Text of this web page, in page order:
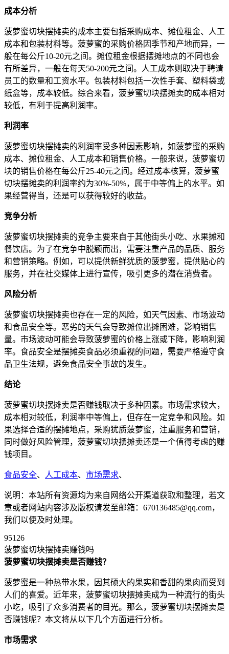
成本分析
菠萝蜜切块摆摊卖的成本主要包括采购成本、摊位租金、人工
成本和包装材料等。菠萝蜜的采购价格因季节和产地而异，一
般在每公斤10-20元之间。摊位租金根据摆摊地点的不同也会
有所差异，一般在每天50-200元之间。人工成本则取决于聘请
员工的数量和工资水平。包装材料包括一次性手套、塑料袋或
纸盒等，成本较低。综合来看，菠萝蜜切块摆摊卖的成本相对
较低，有利于提高利润率。
利润率
菠萝蜜切块摆摊卖的利润率受多种因素影响，如菠萝蜜的采购
成本、摊位租金、人工成本和销售价格。一般来说，菠萝蜜切
块的销售价格在每公斤25-40元之间。经过成本核算，菠萝蜜
切块摆摊卖的利润率约为30%-50%，属于中等偏上的水平。如
果经营得当，还是可以获得较好的收益。
竞争分析
菠萝蜜切块摆摊卖的竞争主要来自于其他街头小吃、水果摊和
餐饮店。为了在竞争中脱颖而出，需要注重产品的品质、服务
和营销策略。例如，可以提供新鲜犹质的菠萝蜜，提供贴心的
服务，并在社交媒体上进行宣传，吸引更多的潜在消费者。
风险分析
菠萝蜜切块摆摊卖也存在一定的风险，如天气因素、市场波动
和食品安全等。恶劣的天气会导致摊位出摊困难，影响销售
量。市场波动可能会导致菠萝蜜的价格上涨或下降，影响利润
率。食品安全是摆摊卖食品必须重视的问题，需要严格遵守食
品卫生法规，避免食品安全事故的发生。
结论
菠萝蜜切块摆摊卖是否赚钱取决于多种因素。市场需求较大，
成本相对较低，利润率中等偏上，但存在一定竞争和风险。如
果选择合适的摆摊地点，采购犹质菠萝蜜，注重服务和营销，
同时做好风险管理，菠萝蜜切块摆摊卖还是一个值得考虑的赚
钱项目。
食品安全、 人工成本、 市场需求、
说明：本站所有资源均为来自网络公开渠道获取和整理，若文
章或者网站内容涉及版权请发至邮箱：670136485@qq.com，
我们以便及时处理。
95126
菠萝蜜切块摆摊卖赚钱吗
菠萝蜜切块摆摊卖是否赚钱？
菠萝蜜是一种热带水果，因其硕大的果实和香甜的果肉而受到
人们的喜爱。近年来，菠萝蜜切块摆摊卖成为一种流行的街头
小吃，吸引了众多消费者的目光。那么，菠萝蜜切块摆摊卖是
否赚钱呢？本文将从以下几个方面进行分析。
市场需求